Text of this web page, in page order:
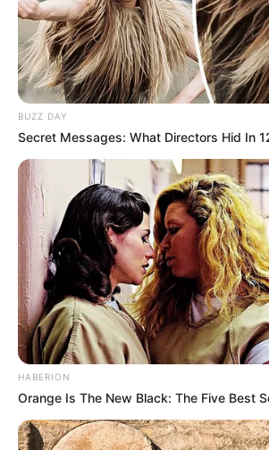
Informationen unter
Till-Eulenspiegel-Museum
um 1300 in Kneitlingen am Elm
Till Eulenspiegel erinnert das in
Narrenkappe erbaute Museum in
besitzt unter anderem eine im
weitere zeitgeschichtliche
Informationen unter
Wiesenpark Oschersleben - In der
Oschersleben gibt es eine
Bode verlaufende Parkanlage, in
einheimische aber auch
werden. Der Park kann kostenlos
Außerdem besitzt er ein
er besonders bei kleinen Kindern
Informationen unter
k Oschersleben.
Planetarium der Stadt Wolfsburg
BUZZ DAY
Secret Messages: What Directors Hid In
HABERION
Orange Is The New Black: The Five Best